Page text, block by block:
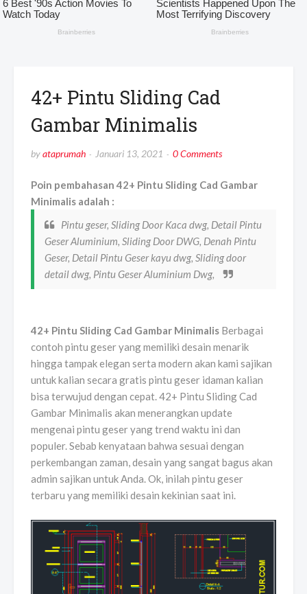
42+ Pintu Sliding Cad
Gambar Minimalis
byataprumah Januari 13, 2021 0 Comments
Poin pembahasan 42+ Pintu Sliding Cad Gambar
Minimalis adalah :
Pintu geser, Sliding Door Kaca dwg, Detail Pintu
Geser Aluminium, Sliding Door DWG, Denah Pintu
Geser, Detail Pintu Geser kayu dwg, Sliding door
detail dwg, Pintu Geser Aluminium Dwg,
42+ Pintu Sliding Cad Gambar Minimalis Berbagai
contoh pintu geser yang memiliki desain menarik
hingga tampak elegan serta modern akan kami sajikan
untuk kalian secara gratis pintu geser idaman kalian
bisa terwujud dengan cepat. 42+ Pintu Sliding Cad
Gambar Minimalis akan menerangkan update
mengenai pintu geser yang trend waktu ini dan
populer. Sebab kenyataan bahwa sesuai dengan
perkembangan zaman, desain yang sangat bagus akan
admin sajikan untuk Anda. Ok, inilah pintu geser
terbaru yang memiliki desain kekinian saat ini.